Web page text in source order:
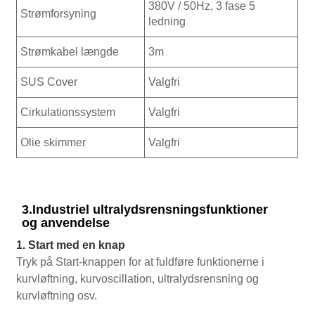
Strømforsyning
380V / 50Hz, 3 fase 5
ledning
Strømkabel længde 3m
SUS Cover Valgfri
Cirkulationssystem Valgfri
Olie skimmer Valgfri
3.Industriel ultralydsrensningsfunktioner
og anvendelse
1. Start med en knap
Tryk på Start-knappen for at fuldføre funktionerne i
kurvløftning, kurvoscillation, ultralydsrensning og
kurvløftning osv.